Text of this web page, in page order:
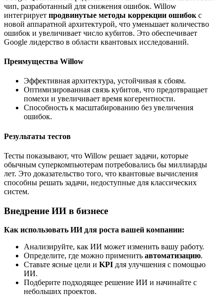
чип, разработанный для снижения ошибок. Willow
интегрирует продвинутые методы коррекции ошибок с
новой аппаратной архитектурой, что уменьшает количество
ошибок и увеличивает число кубитов. Это обеспечивает
Google лидерство в области квантовых исследований.
Преимущества Willow
Эффективная архитектура, устойчивая к сбоям.
Оптимизированная связь кубитов, что предотвращает
помехи и увеличивает время когерентности.
Способность к масштабированию без увеличения
ошибок.
Результаты тестов
Тесты показывают, что Willow решает задачи, которые
обычным суперкомпьютерам потребовались бы миллиарды
лет. Это доказательство того, что квантовые вычисления
способны решать задачи, недоступные для классических
систем.
Внедрение ИИ в бизнесе
Как использовать ИИ для роста вашей компании:
Анализируйте, как ИИ может изменить вашу работу.
Определите, где можно применить автоматизацию.
Ставьте ясные цели и KPI для улучшения с помощью
ИИ.
Подберите подходящее решение ИИ и начинайте с
небольших проектов.